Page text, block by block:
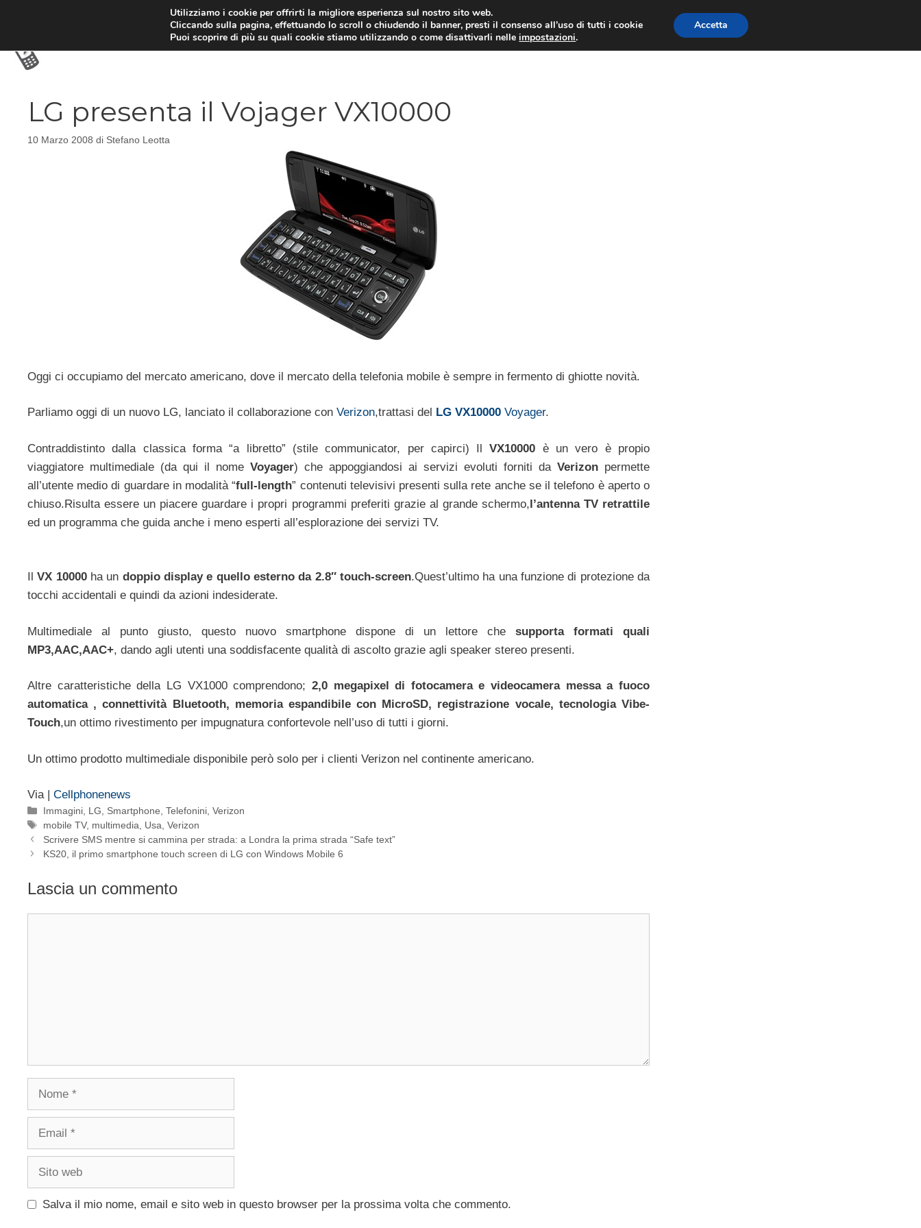
TARIFFE E PROMOZIONI
LG presenta il Vojager VX10000
10 Marzo 2008 di Stefano Leotta
Oggi ci occupiamo del mercato americano, dove il mercato della telefonia mobile è sempre in fermento di ghiotte novità.
Parliamo oggi di un nuovo LG, lanciato il collaborazione con Verizon,trattasi del LG VX10000 Voyager.
Contraddistinto dalla classica forma “a libretto” (stile communicator, per capirci) IlVX10000 è un vero è propio
viaggiatore multimediale (da qui il nome Voyager) che appoggiandosi ai servizi evoluti forniti da Verizon permette
all’utente medio di guardare in modalità “full-length” contenuti televisivi presenti sulla rete anche se il telefono è aperto o
chiuso.Risulta essere un piacere guardare i propri programmi preferiti grazie al grande schermo,l’antenna TV retrattile
ed un programma che guida anche i meno esperti all’esplorazione dei servizi TV.
IlVX 10000ha un doppio display e quello esterno da 2.8″ touch-screen.Quest’ultimo ha una funzione di protezione da
tocchi accidentali e quindi da azioni indesiderate.
Multimediale al punto giusto, questo nuovo smartphone dispone di un lettore che supporta formati quali
MP3,AAC,AAC+, dando agli utenti una soddisfacente qualità di ascolto grazie agli speaker stereo presenti.
Altre caratteristiche della LG VX1000 comprendono; 2,0 megapixel di fotocamera e videocamera messa a fuoco
automatica , connettività Bluetooth, memoria espandibile con MicroSD, registrazione vocale, tecnologia Vibe-
Touch,un ottimo rivestimento per impugnatura confortevole nell’uso di tutti i giorni.
Un ottimo prodotto multimediale disponibile però solo per i clienti Verizon nel continente americano.
Via | Cellphonenews
Categorie
Immagini LG Smartphone ,Telefonini ,Verizon
Tag
mobile TV, multimedia Usa ,Verizon
Scrivere SMS mentre si cammina per strada: a Londra la prima strada “Safe text”
KS20, il primo smartphone touch screen di LG con Windows Mobile 6
Lascia un commento
Salva il mio nome, email e sito web in questo browser per la prossima volta che commento.
Utilizziamo i cookie per offrirti la migliore esperienza sul nostro sito web.
Cliccando sulla pagina, effettuando lo scroll o chiudendo il banner, presti il consenso all’uso di tutti i cookie
Puoi scoprire di più su quali cookie stiamo utilizzando o come disattivarli nelleimpostazioni.
Accetta